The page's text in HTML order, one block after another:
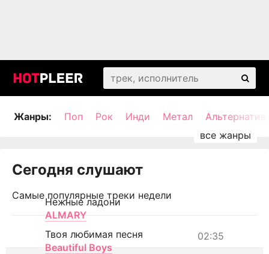
Жанры: Поп Рок Инди Метал
Сегодня слушают
Самые популярные треки недели
Нежные ладони
ALMARY
02:35
Твоя любимая песня
Beautiful Boys